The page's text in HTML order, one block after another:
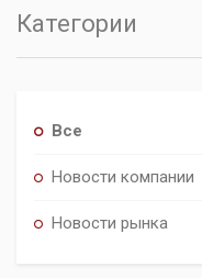
Категории
Все
Новости компании
Новости рынка